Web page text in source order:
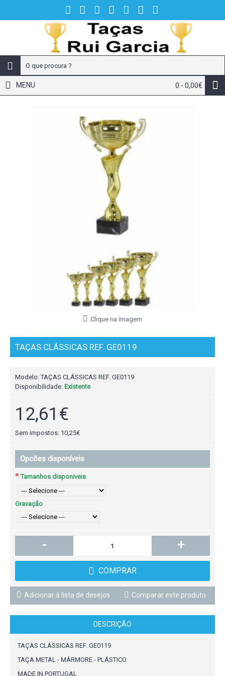
0 - 0,00€
MENU
Clique na imagem
TAÇAS CLÁSSICAS REF. GE0119
Modelo:TAÇAS CLÁSSICAS REF. GE0119
Disponibilidade: Existente
12,61€
Sem impostos: 10,25€
Opcões disponíveis
Tamanhos disponiveis
Gravação
- +
COMPRAR
Adicionar à lista de desejos Comparar este produto
DESCRIÇÃO
TAÇAS CLÁSSICAS REF. GE0119
TAÇA METAL - MÁRMORE - PLÁSTICO
MADE IN PORTUGAL